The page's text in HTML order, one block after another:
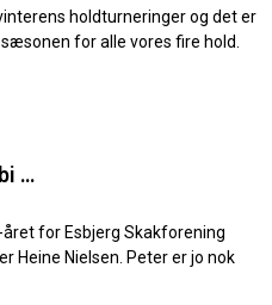
holdturneringer og det er
for alle vores fire hold.
…
for Esbjerg Skakforening
Heine Nielsen. Peter er jo nok